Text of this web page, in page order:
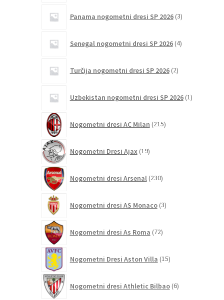
Panama nogometni dresi SP 2026 3izdelki
Senegal nogometni dresi SP 2026 4izdelki
Turčija nogometni dresi SP 2026 2izdelka
Uzbekistan nogometni dresi SP 2026 1izdelek
Nogometni dresi AC Milan 215izdelkov
Nogometni Dresi Ajax 19izdelkov
Nogometni dresi Arsenal 230izdelkov
Nogometni dresi AS Monaco 3izdelki
Nogometni dresi As Roma 72izdelkov
Nogometni Dresi Aston Villa 15izdelkov
Nogometni dresi Athletic Bilbao 6izdelkov